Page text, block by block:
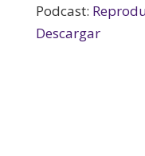
Podcast:
Descargar